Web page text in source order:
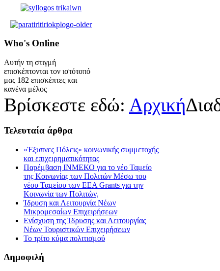
Who's Online
Αυτήν τη στιγμή
επισκέπτονται τον ιστότοπό
μας 182 επισκέπτες και
κανένα μέλος
Βρίσκεστε εδώ: Αρχική
Τελευταία άρθρα
«Έξυπνες Πόλεις» κοινωνικής συμμετοχής
και επιχειρηματικότητας
Παρέμβαση ΙΝΜΕΚΟ για το νέο Ταμείο
της Κοινωνίας των Πολιτών Μέσω του
νέου Ταμείου των ΕΕΑ Grants για την
Κοινωνία των Πολιτών,
Ίδρυση και Λειτουργία Νέων
Μικρομεσαίων Επιχειρήσεων
Ενίσχυση της Ίδρυσης και Λειτουργίας
Νέων Τουριστικών Επιχειρήσεων
Το τρίτο κύμα πολιτισμού
Δημοφιλή